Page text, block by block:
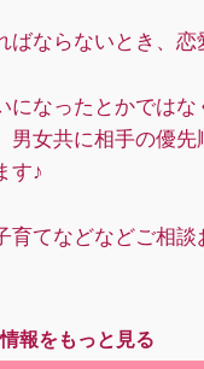
ばならないとき、
になったとかでは
女共に相手の優先
す♪
などなどご相談
報をもっと見る